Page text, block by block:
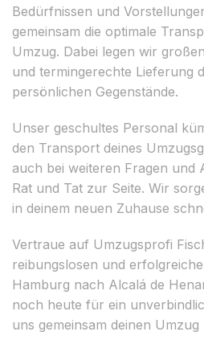
Bedürfnissen und
gemeinsam die optimale
Umzug. Dabei legen wir
und termingerechte Lieferung
persönlichen Gegenstände.
Unser geschultes Personal
den Transport deines
auch bei weiteren Fragen und
Rat und Tat zur Seite. Wir
in deinem neuen Zuhause
Vertraue auf Umzugsprofi
reibungslosen und
Hamburg nach Alcalá de
noch heute für ein
uns gemeinsam deinen Umzug